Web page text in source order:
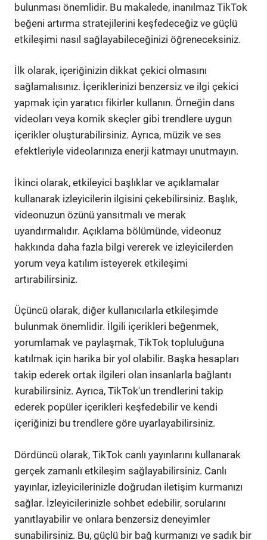
bulunması önemlidir. Bu makalede, inanılmaz TikTok
beğeni artırma stratejilerini keşfedeceğiz ve güçlü
etkileşimi nasıl sağlayabileceğinizi öğreneceksiniz.
İlk olarak, içeriğinizin dikkat çekici olmasını
sağlamalısınız. İçeriklerinizi benzersiz ve ilgi çekici
yapmak için yaratıcı fikirler kullanın. Örneğin dans
videoları veya komik skeçler gibi trendlere uygun
içerikler oluşturabilirsiniz. Ayrıca, müzik ve ses
efektleriyle videolarınıza enerji katmayı unutmayın.
İkinci olarak, etkileyici başlıklar ve açıklamalar
kullanarak izleyicilerin ilgisini çekebilirsiniz. Başlık,
videonuzun özünü yansıtmalı ve merak
uyandırmalıdır. Açıklama bölümünde, videonuz
hakkında daha fazla bilgi vererek ve izleyicilerden
yorum veya katılım isteyerek etkileşimi
artırabilirsiniz.
Üçüncü olarak, diğer kullanıcılarla etkileşimde
bulunmak önemlidir. İlgili içerikleri beğenmek,
yorumlamak ve paylaşmak, TikTok topluluğuna
katılmak için harika bir yol olabilir. Başka hesapları
takip ederek ortak ilgileri olan insanlarla bağlantı
kurabilirsiniz. Ayrıca, TikTok'un trendlerini takip
ederek popüler içerikleri keşfedebilir ve kendi
içeriğinizi bu trendlere göre uyarlayabilirsiniz.
Dördüncü olarak, TikTok canlı yayınlarını kullanarak
gerçek zamanlı etkileşim sağlayabilirsiniz. Canlı
yayınlar, izleyicilerinizle doğrudan iletişim kurmanızı
sağlar. İzleyicilerinizle sohbet edebilir, sorularını
yanıtlayabilir ve onlara benzersiz deneyimler
sunabilirsiniz. Bu, güçlü bir bağ kurmanızı ve sadık bir